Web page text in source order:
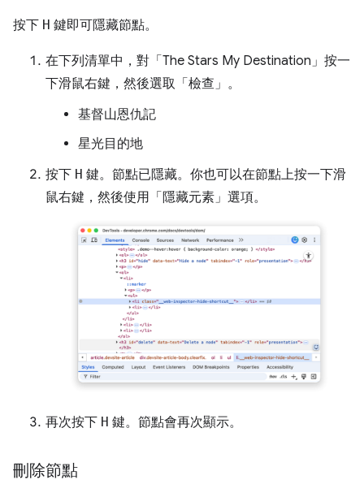
按下 H 鍵即可隱藏節點。
在下列清單中，對「The Stars My Destination」 按一
下滑鼠右鍵，然後選取「檢查」 。
基督山恩仇記
星光目的地
按下 H 鍵。節點已隱藏。你也可以在節點上按一下滑
鼠右鍵，然後使用「隱藏元素」 選項。
再次按下 H 鍵。節點會再次顯示。
刪除節點